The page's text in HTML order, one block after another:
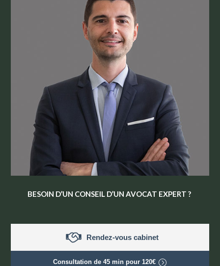
BESOIN D’UN CONSEIL D’UN AVOCAT EXPERT ?
Rendez-vous cabinet
Consultation de 45 minpour 120€